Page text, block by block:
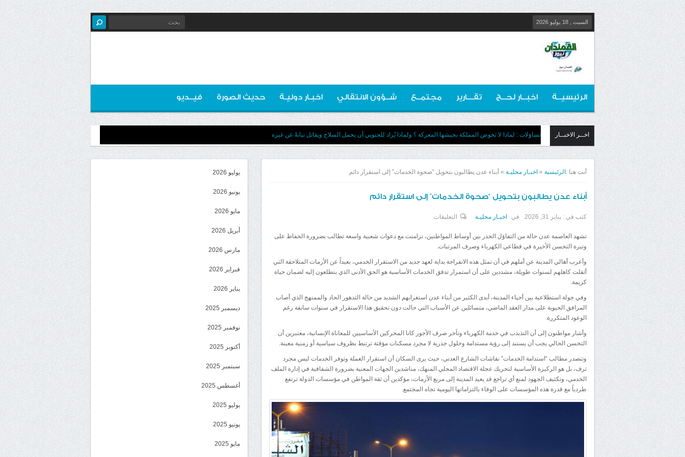
السبت , 18 يوليو 2026
الرئيسيــة اخبــار لحــج تقـــارير مجتمــع شــؤون الانتقالي اخبـار دوليـة حديث الصورة فيــديو
اخــر الاخبــار تساؤلات : لماذا لا تخوض المملكة بجيشها المعركة ؟ ولماذا يُراد للجنوبي أن يحمل السلاح ويقاتل نيابةً عن غيره
أنت هنا : الرئيسية » اخبـار محليـة » أبناء عدن يطالبون بتحويل “صحوة الخدمات” إلى استقرار دائم
أبناء عدن يطالبون بتحويل “صحوة الخدمات” إلى استقرار دائم
كتب في : يناير 31, 2026 في اخبـار محليـة التعليقات
عدن
بتحويل
إلى
دائم
مغلقة
تشهد العاصمة عدن حالة من التفاؤل الحذر بين أوساط المواطنين، تزامنت مع دعوات شعبية واسعة تطالب بضرورة الحفاظ على
وتيرة التحسن الأخيرة في قطاعي الكهرباء وصرف المرتبات.
وأعرب أهالي المدينة عن أملهم في أن تمثل هذه الانفراجة بداية لعهد جديد من الاستقرار الخدمي، بعيداً عن الأزمات المتلاحقة التي
أثقلت كاهلهم لسنوات طويلة، مشددين على أن استمرار تدفق الخدمات الأساسية هو الحق الأدنى الذي يتطلعون إليه لضمان حياة
كريمة.
وفي جولة استطلاعية بين أحياء المدينة، أبدى الكثير من أبناء عدن استغرابهم الشديد من حالة التدهور الحاد والممنهج الذي أصاب
المرافق الحيوية على مدار العقد الماضي، متسائلين عن الأسباب التي حالت دون تحقيق هذا الاستقرار في سنوات سابقة رغم
الوعود المتكررة.
وأشار مواطنون إلى أن التذبذب في خدمة الكهرباء وتأخر صرف الأجور كانا المحركين الأساسيين للمعاناة الإنسانية، معتبرين أن
التحسن الحالي يجب أن يستند إلى رؤية مستدامة وحلول جذرية لا مجرد مسكنات مؤقتة ترتبط بظروف سياسية أو زمنية معينة.
وتتصدر مطالب “استدامة الخدمات” نقاشات الشارع العدني، حيث يرى السكان أن استقرار العملة وتوفر الخدمات ليس مجرد
ترف، بل هو الركيزة الأساسية لتحريك عجلة الاقتصاد المحلي المنهك، مناشدين الجهات المعنية بضرورة الشفافية في إدارة الملف
الخدمي، وتكثيف الجهود لمنع أي تراجع قد يعيد المدينة إلى مربع الأزمات، مؤكدين أن ثقة المواطن في مؤسسات الدولة ترتفع
طردياً مع قدرة هذه المؤسسات على الوفاء بالتزاماتها اليومية تجاه المجتمع.
يوليو 2026
يونيو 2026
مايو 2026
أبريل 2026
مارس 2026
فبراير 2026
يناير 2026
ديسمبر 2025
نوفمبر 2025
أكتوبر 2025
سبتمبر 2025
أغسطس 2025
يوليو 2025
يونيو 2025
مايو 2025